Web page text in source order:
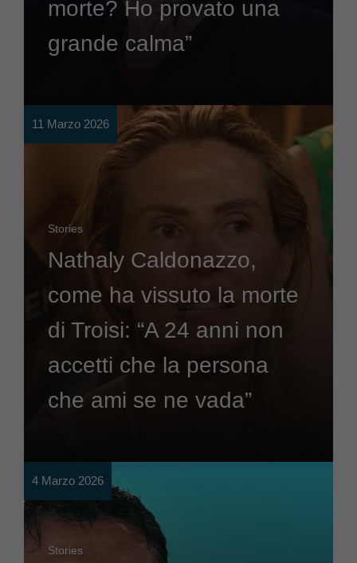
morte? Ho provato una
grande calma”
11 Marzo 2026
Stories
Nathaly Caldonazzo,
come ha vissuto la morte
di Troisi: “A 24 anni non
accetti che la persona
che ami se ne vada”
4 Marzo 2026
Stories